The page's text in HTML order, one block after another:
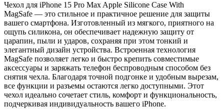
Чехол для iPhone 15 Pro Max Apple Silicone Case With
MagSafe — это стильное и практичное решение для защиты
вашего смартфона. Изготовленный из мягкого, приятного на
ощупь силикона, он обеспечивает надежную защиту от
царапин, пыли и ударов, сохраняя при этом тонкий и
элегантный дизайн устройства. Встроенная технология
MagSafe позволяет легко и быстро крепить совместимые
аксессуары и заряжать телефон беспроводным способом без
снятия чехла. Благодаря точной подгонке и удобным вырезам,
все функции и разъемы остаются легко доступными. Этот
чехол идеально сочетает стиль, комфорт и функциональность,
подчеркивая индивидуальность вашего iPhone.